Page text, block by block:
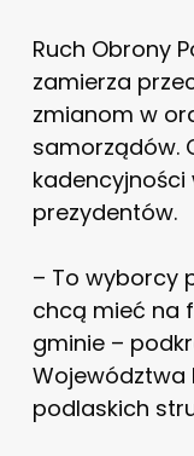
Ruch Obrony
zamierza
zmianom w
samorządów.
prezydentów.
– To wyborcy
chcą mieć na
gminie –
Województwa
podlaskich